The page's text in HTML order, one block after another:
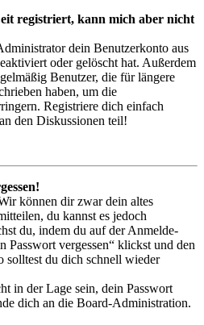
registriert, kann mich aber nicht
dein Benutzerkonto aus
oder gelöscht hat. Außerdem
Benutzer, die für längere
haben, um die
Registriere dich einfach
den Diskussionen teil!
können dir zwar dein altes
du kannst es jedoch
du, indem du auf der Anmelde-
Passwort vergessen“ klickst und den
solltest du dich schnell wieder
in der Lage sein, dein Passwort
dich an die Board-Administration.